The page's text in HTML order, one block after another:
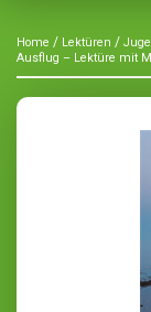
Home / Lektüren /
Ausflug – Lektüre mit